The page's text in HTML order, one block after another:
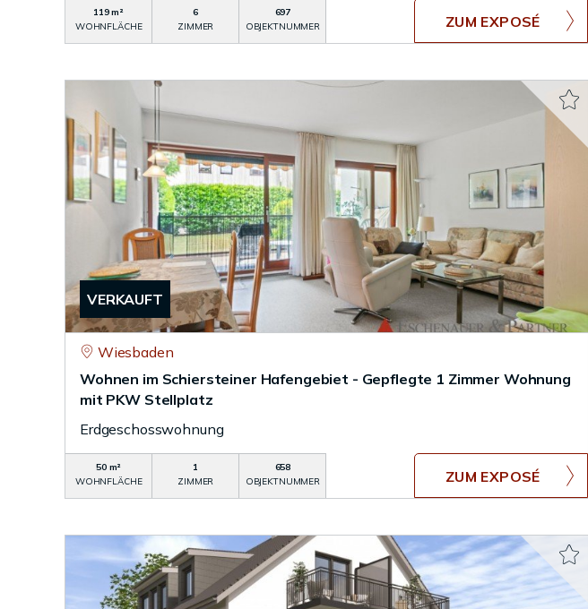
119 m²
WOHNFLÄCHE
6
ZIMMER
697
OBJEKTNUMMER
ZUM EXPOSÉ
VERKAUFT
Wiesbaden
Wohnen im Schiersteiner Hafengebiet - Gepflegte 1 Zimmer Wohnung
mit PKW Stellplatz
Erdgeschosswohnung
50 m²
WOHNFLÄCHE
1
ZIMMER
658
OBJEKTNUMMER
ZUM EXPOSÉ